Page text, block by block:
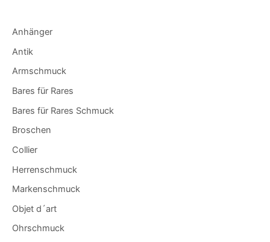
Anhänger
Antik
Armschmuck
Bares für Rares
Bares für Rares Schmuck
Broschen
Collier
Herrenschmuck
Markenschmuck
Objet d´art
Ohrschmuck